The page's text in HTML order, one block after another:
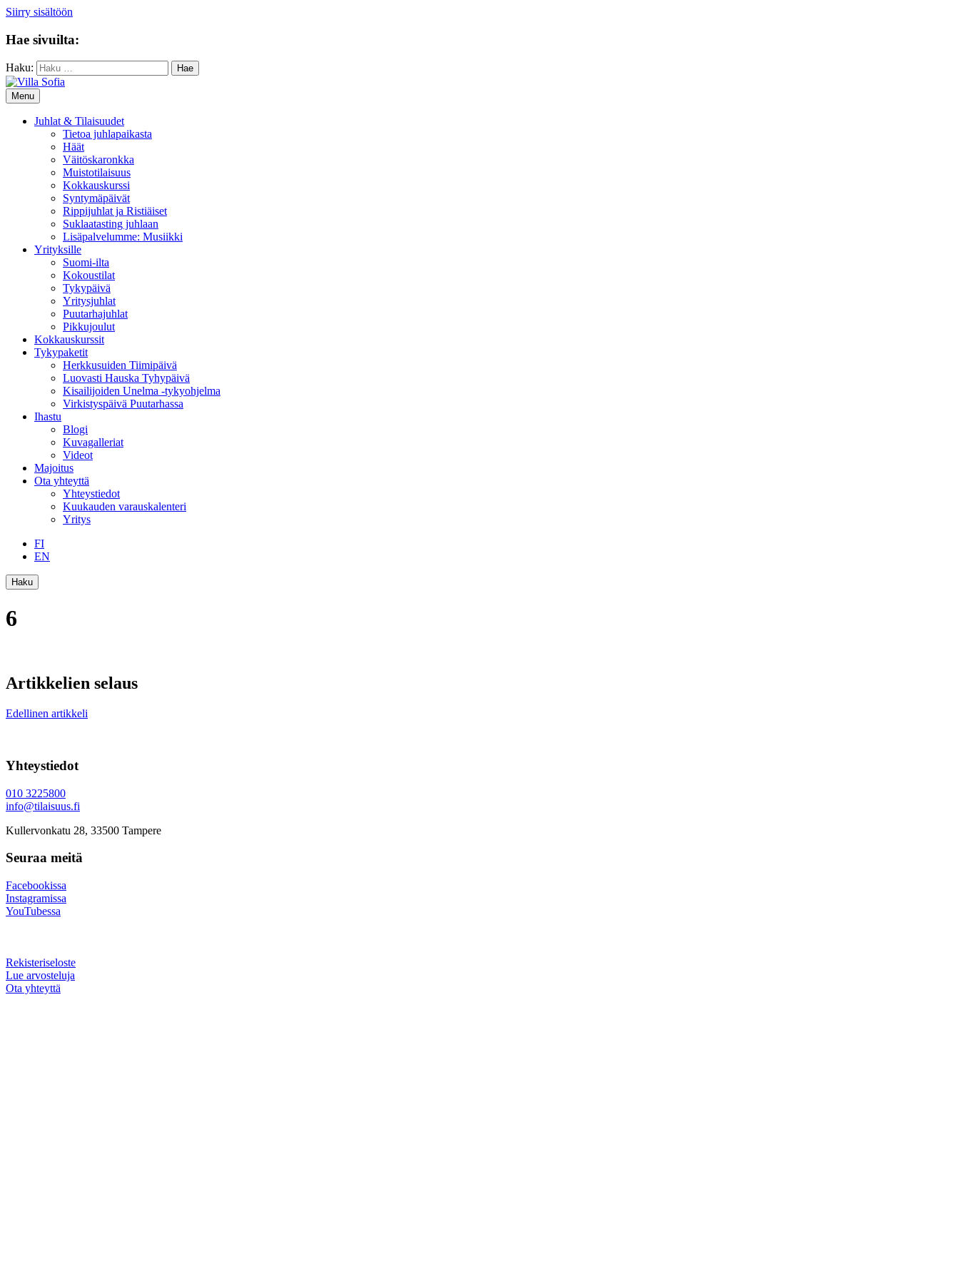
Siirry sisältöön
Hae sivuilta:
Haku:
Menu
Juhlat & Tilaisuudet
Tietoa juhlapaikasta
Häät
Väitöskaronkka
Muistotilaisuus
Kokkauskurssi
Syntymäpäivät
Rippijuhlat ja Ristiäiset
Suklaatasting juhlaan
Lisäpalvelumme: Musiikki
Yrityksille
Suomi-ilta
Kokoustilat
Tykypäivä
Yritysjuhlat
Puutarhajuhlat
Pikkujoulut
Kokkauskurssit
Tykypaketit
Herkkusuiden Tiimipäivä
Luovasti Hauska Tyhypäivä
Kisailijoiden Unelma -tykyohjelma
Virkistyspäivä Puutarhassa
Ihastu
Blogi
Kuvagalleriat
Videot
Majoitus
Ota yhteyttä
Yhteystiedot
Kuukauden varauskalenteri
Yritys
FI
EN
Haku
6
Artikkelien selaus
Edellinen artikkeli
Yhteystiedot
010 3225800
info@tilaisuus.fi
Kullervonkatu 28, 33500 Tampere
Seuraa meitä
Facebookissa
Instagramissa
YouTubessa
Rekisteriseloste
Lue arvosteluja
Ota yhteyttä